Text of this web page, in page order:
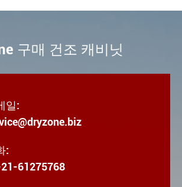
구매 건조 캐비닛
일:
:
61275768